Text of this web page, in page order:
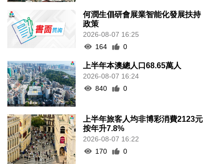
何潤生倡研會展業智能化發展扶持
政策
2026-08-07 16:25
164
0
上半年本澳總人口68.65萬人
2026-08-07 16:24
840
0
上半年旅客人均非博彩消費2123元
按年升7.8%
2026-08-07 16:22
170
0